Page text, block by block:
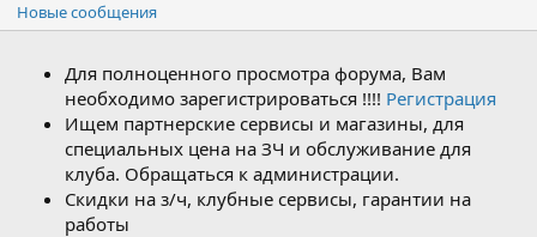
Новые сообщения
Для полноценного просмотра форума, Вам
необходимо зарегистрироваться !!!! Регистрация
Ищем партнерские сервисы и магазины, для
специальных цена на ЗЧ и обслуживание для
клуба. Обращаться к администрации.
Скидки на з/ч, клубные сервисы, гарантии на
работы